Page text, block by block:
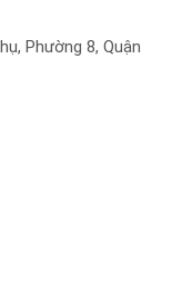
Phường 8, Quận